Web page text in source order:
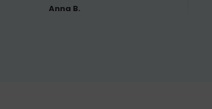
Anna B.